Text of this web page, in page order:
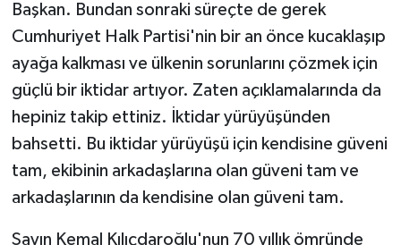
Başkan. Bundan sonraki süreçte de gerek
Cumhuriyet Halk Partisi'nin bir an önce kucaklaşıp
ayağa kalkması ve ülkenin sorunlarını çözmek için
güçlü bir iktidar artıyor. Zaten açıklamalarında da
hepiniz takip ettiniz. İktidar yürüyüşünden
bahsetti. Bu iktidar yürüyüşü için kendisine güveni
tam, ekibinin arkadaşlarına olan güveni tam ve
arkadaşlarının da kendisine olan güveni tam.
Sayın Kemal Kılıçdaroğlu'nun 70 yıllık ömründe